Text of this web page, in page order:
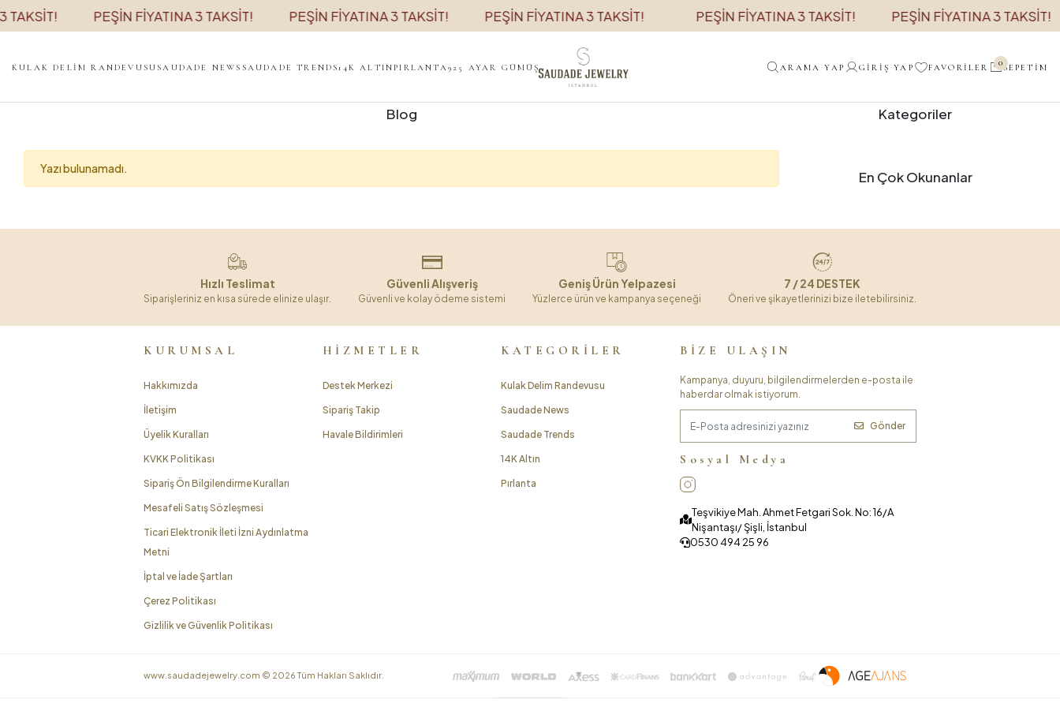
TAKSİT! PEŞİN FİYATINA 3 TAKSİT! PEŞİN FİYATINA 3 TAKSİT! PEŞİN FİYATINA 3 TAKSİT! PEŞİN FİYATINA 3 TAKSİT! PEŞİN FİYATINA 3 TAKSİT!
KULAK DELİM RANDEVUSUSAUDADE NEWS SAUDADE TRENDS14K ALTINPIRLANTA 925 AYAR GÜMÜŞ ARAMA YAP GIRIŞ YAP FAVORILER 0 SEPETIM
Blog
Yazı bulunamadı.
Kategoriler
En Çok Okunanlar
Hızlı Teslimat
Siparişleriniz en kısa sürede elinize ulaşır.
Güvenli Alışveriş
Güvenli ve kolay ödeme sistemi
Geniş Ürün Yelpazesi
Yüzlerce ürün ve kampanya seçeneği
7 / 24 DESTEK
Öneri ve şikayetlerinizi bize iletebilirsiniz.
KURUMSAL
Hakkımızda
İletişim
Üyelik Kuralları
KVKK Politikası
Sipariş Ön Bilgilendirme Kuralları
Mesafeli Satış Sözleşmesi
Ticari Elektronik İleti İzni Aydınlatma
Metni
İptal ve İade Şartları
Çerez Politikası
Gizlilik ve Güvenlik Politikası
HİZMETLER
Destek Merkezi
Sipariş Takip
Havale Bildirimleri
KATEGORİLER
Kulak Delim Randevusu
Saudade News
Saudade Trends
14K Altın
Pırlanta
BİZE ULAŞIN
Kampanya, duyuru, bilgilendirmelerden e-posta ile
haberdar olmak istiyorum.
Gönder
Sosyal Medya
Teşvikiye Mah. Ahmet Fetgari Sok. No: 16/A
Nişantaşı/ Şişli, İstanbul
0530 494 25 96
www.saudadejewelry.com © 2026Tüm Hakları Saklıdır.